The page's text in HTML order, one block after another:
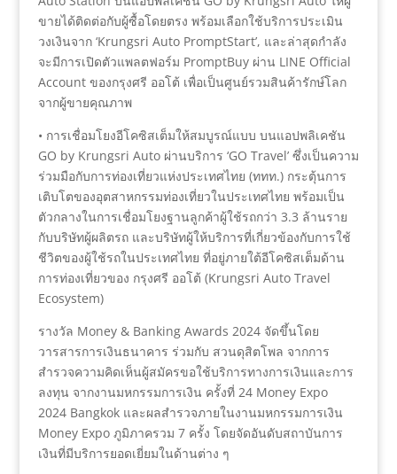
ขายได้ติดต่อกับผู้ซื้อโดยตรง พร้อมเลือกใช้บริการประเมิน
วงเงินจาก ‘Krungsri Auto PromptStart’, และล่าสุดกำลัง
จะมีการเปิดตัวแพลตฟอร์ม PromptBuy ผ่าน LINE Official
Account ของกรุงศรี ออโต้ เพื่อเป็นศูนย์รวมสินค้ารักษ์โลก
จากผู้ขายคุณภาพ
• การเชื่อมโยงอีโคซิสเต็มให้สมบูรณ์แบบ บนแอปพลิเคชัน
GO by Krungsri Auto ผ่านบริการ ‘GO Travel’ ซึ่งเป็นความ
ร่วมมือกับการท่องเที่ยวแห่งประเทศไทย (ททท.) กระตุ้นการ
เติบโตของอุตสาหกรรมท่องเที่ยวในประเทศไทย พร้อมเป็น
ตัวกลางในการเชื่อมโยงฐานลูกค้าผู้ใช้รถกว่า 3.3 ล้านราย
กับบริษัทผู้ผลิตรถ และบริษัทผู้ให้บริการที่เกี่ยวข้องกับการใช้
ชีวิตของผู้ใช้รถในประเทศไทย ที่อยู่ภายใต้อีโคซิสเต็มด้าน
การท่องเที่ยวของ กรุงศรี ออโต้ (Krungsri Auto Travel
Ecosystem)
รางวัล Money & Banking Awards 2024 จัดขึ้นโดย
วารสารการเงินธนาคาร ร่วมกับ สวนดุสิตโพล จากการ
สำรวจความคิดเห็นผู้สมัครขอใช้บริการทางการเงินและการ
ลงทุน จากงานมหกรรมการเงิน ครั้งที่ 24 Money Expo
2024 Bangkok และผลสำรวจภายในงานมหกรรมการเงิน
Money Expo ภูมิภาครวม 7 ครั้ง โดยจัดอันดับสถาบันการ
เงินที่มีบริการยอดเยี่ยมในด้านต่าง ๆ